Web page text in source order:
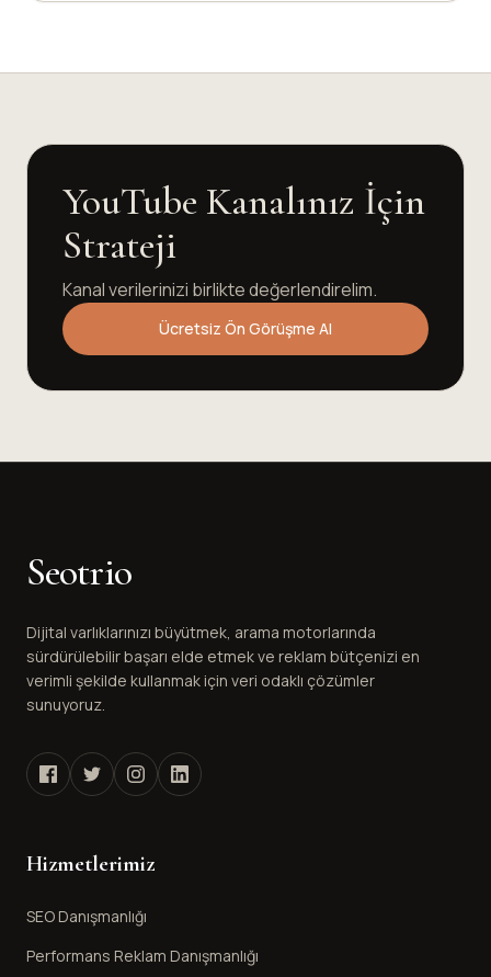
YouTube Kanalınız İçin
Strateji
Kanal verilerinizi birlikte değerlendirelim.
Ücretsiz Ön Görüşme Al
Seotrio
Dijital varlıklarınızı büyütmek, arama motorlarında
sürdürülebilir başarı elde etmek ve reklam bütçenizi en
verimli şekilde kullanmak için veri odaklı çözümler
sunuyoruz.
Hizmetlerimiz
SEO Danışmanlığı
Performans Reklam Danışmanlığı